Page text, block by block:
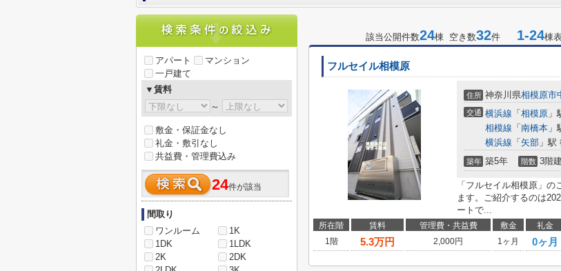
該当公開件数24棟 空き数32件 1-24棟
フルセイル相模原
住所 神奈川県相模原市
交通 横浜線 「 相模原 」
相模線 「 南橋本 」
横浜線 「 矢部 」駅
築年 築5年 階数 3階建
「フルセイル相模原」
ます。ご紹介するのは
ートで...
所在階 賃料 管理費・共益費 敷金 礼金
1階
5.3万円 2,000円 1ヶ月 0ヶ月
アパート
マンション
一戸建て
▼賃料
～
敷金・保証金なし
礼金・敷引なし
共益費・管理費込み
24件が該当
間取り
ワンルーム
1K
1DK
1LDK
2K
2DK